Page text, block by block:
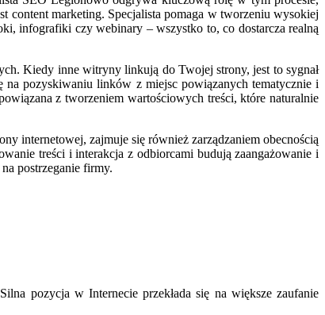
marketing. Specjalista pomaga w tworzeniu wysokiej
infografiki czy webinary – wszystko to, co dostarcza realną
Kiedy inne witryny linkują do Twojej strony, jest to sygnał
pozyskiwaniu linków z miejsc powiązanych tematycznie i
z tworzeniem wartościowych treści, które naturalnie
internetowej, zajmuje się również zarządzaniem obecnością
treści i interakcja z odbiorcami budują zaangażowanie i
postrzeganie firmy.
pozycja w Internecie przekłada się na większe zaufanie